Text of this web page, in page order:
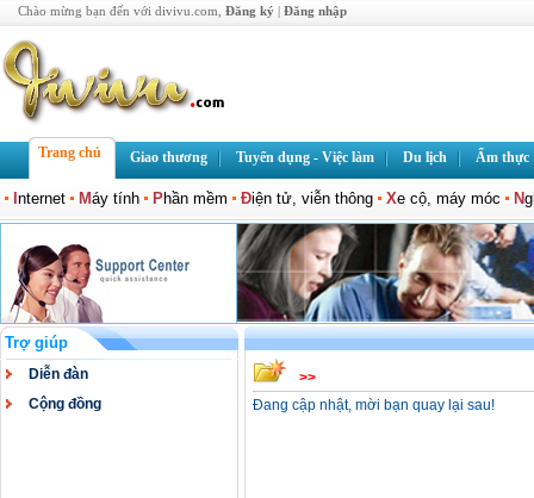
Chào mừng bạn đến với divivu.com, Đăng ký | Đăng nhập
Trang chủ Giao thương Tuyển dụng - Việc làm Du lịch Ẩm thực
nternet Máy tính Phần mềm Điện tử, viễn thông Xe cộ, máy móc N
Trợ giúp
Diễn đàn
Cộng đồng
>>
Đang cập nhật, mời bạn quay lại sau!